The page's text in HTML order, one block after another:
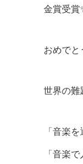
金賞受賞
おめでと
世界の難
「音楽
「音楽